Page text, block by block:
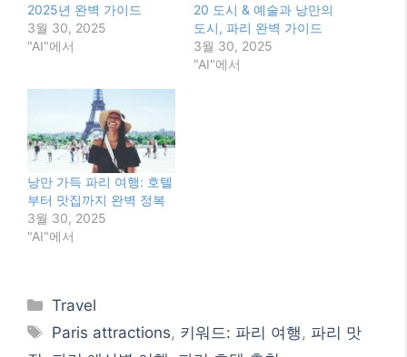
2025년 완벽 가이드
3월 30, 2025
"AI"에서
20 도시 & 예술과 낭만의
도시, 파리 완벽 가이드
3월 30, 2025
"AI"에서
낭만 가득 파리 여행: 호텔
부터 맛집까지 완벽 정복
3월 30, 2025
"AI"에서
Categories
Travel
Tags
Paris attractions, 키워드: 파리 여행 , 파리 맛